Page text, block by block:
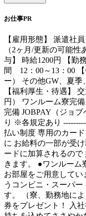
お仕事PR
【雇用形態】 派遣社
（2ヶ月/更新の可能
与】 時給1200円 【勤
間 12：00～13：00
ー） その他GW、夏季
【福利厚生・待遇】
円） ワンルーム寮完
完備 JOBPAY（ジョ
り ※各規定あり
払い制度 専用のカー
に お給料の一部が受
ードに加算されるの
きます。 ●ワンルーム
お部屋をご用意してい
うコンビニ・スーパ
す。 （寮、勤務地に
券をプレゼント！ 入